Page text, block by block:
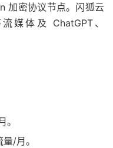
加密协议节点。闪狐云
媒体及 ChatGPT、
/月。